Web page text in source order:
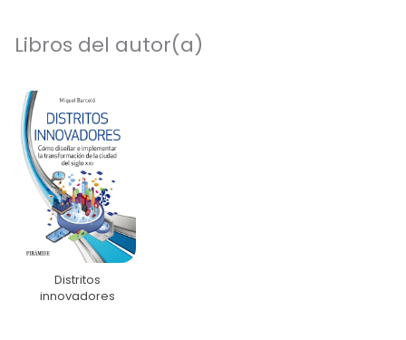
Libros del autor(a)
Distritos
innovadores